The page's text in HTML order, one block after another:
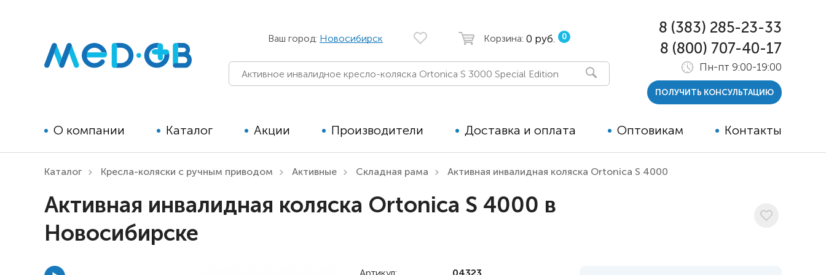
Ваш город: Новосибирск Корзина: 0 руб. 0
О компании Каталог
реабилитации для детей
Технические средства
реабилитации для взрослых
Коляски для детей с ДЦП
Детские вертикализаторы
Тренажёры
Акции Производители Доставка и оплата Оптовикам Контакты
8 (383) 285-23-33
8 (800) 707-40-17
Пн-пт 9:00-19:00
ПОЛУЧИТЬ КОНСУЛЬТАЦИЮ
Каталог Кресла-коляски с ручным приводом Активные Складная рама Активная инвалидная коляска Ortonica S 4000
Активная инвалидная коляска Ortonica S 4000 в
Новосибирске